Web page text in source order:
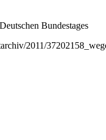
Bundestages
2011/